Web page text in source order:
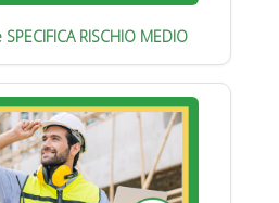
RISCHIO MEDIO